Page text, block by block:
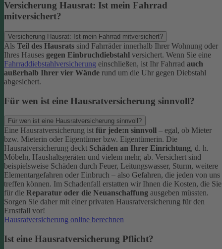
Versicherung Hausrat: Ist mein Fahrrad
mitversichert?
Versicherung Hausrat: Ist mein Fahrrad mitversichert?
Als Teil des Hausrats sind Fahrräder innerhalb Ihrer Wohnung oder
Ihres Hauses gegen Einbruchdiebstahl versichert. Wenn Sie eine
Fahrraddiebstahlversicherung einschließen, ist Ihr Fahrrad auch
außerhalb Ihrer vier Wände rund um die Uhr gegen Diebstahl
abgesichert.
Für wen ist eine Hausratversicherung sinnvoll?
Für wen ist eine Hausratversicherung sinnvoll?
Eine Hausratversicherung ist für jede:n sinnvoll – egal, ob Mieter
bzw. Mieterin oder Eigentümer bzw. Eigentümerin. Die
Hausratversicherung deckt Schäden an Ihrer Einrichtung, d. h.
Möbeln, Haushaltsgeräten und vielem mehr, ab. Versichert sind
beispielsweise Schäden durch Feuer, Leitungswasser, Sturm, weitere
Elementargefahren oder Einbruch – also Gefahren, die jeden von uns
treffen können. Im Schadenfall erstatten wir Ihnen die Kosten, die Sie
für die Reparatur oder die Neuanschaffung ausgeben müssten.
Sorgen Sie daher mit einer privaten Hausratversicherung für den
Ernstfall vor!
Hausratversicherung online berechnen
Ist eine Hausratversicherung Pflicht?